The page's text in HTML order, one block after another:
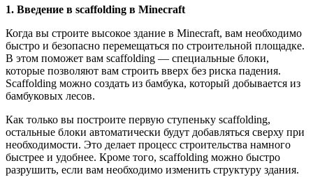
1. Введение в scaffolding в Minecraft
Когда вы строите высокое здание в Minecraft, вам необходимо
быстро и безопасно перемещаться по строительной площадке.
В этом поможет вам scaffolding — специальные блоки,
которые позволяют вам строить вверх без риска падения.
Scaffolding можно создать из бамбука, который добывается из
бамбуковых лесов.
Как только вы построите первую ступеньку scaffolding,
остальные блоки автоматически будут добавляться сверху при
необходимости. Это делает процесс строительства намного
быстрее и удобнее. Кроме того, scaffolding можно быстро
разрушить, если вам необходимо изменить структуру здания.